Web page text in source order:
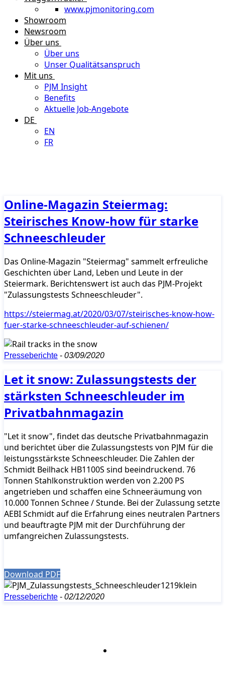
www.pjmonitoring.com
Showroom
Newsroom
Über uns
Über uns
Unser Qualitätsanspruch
Mit uns
PJM Insight
Benefits
Aktuelle Job-Angebote
DE
EN
FR
Online-Magazin Steiermag:
Steirisches Know-how für starke
Schneeschleuder
Das Online-Magazin "Steiermag" sammelt erfreuliche
Geschichten über Land, Leben und Leute in der
Steiermark. Berichtenswert ist auch das PJM-Projekt
"Zulassungstests Schneeschleuder".
https://steiermag.at/2020/03/07/steirisches-know-how-
fuer-starke-schneeschleuder-auf-schienen/
Presseberichte - 03/09/2020
Let it snow: Zulassungstests der
stärksten Schneeschleuder im
Privatbahnmagazin
"Let it snow", findet das deutsche Privatbahnmagazin
und berichtet über die Zulassungstests von PJM für die
leistungsstärkste Schneeschleuder. Die Zahlen der
Schmidt Beilhack HB1100S sind beeindruckend. 76
Tonnen Stahlkonstruktion werden von 2.200 PS
angetrieben und schaffen eine Schneeräumung von
10.000 Tonnen Schnee / Stunde. Bei der Zulassung setzte
AEBI Schmidt auf die Erfahrung eines neutralen Partners
und beauftragte PJM mit der Durchführung der
umfangreichen Zulassungstests.
Download PDF
Presseberichte - 02/12/2020